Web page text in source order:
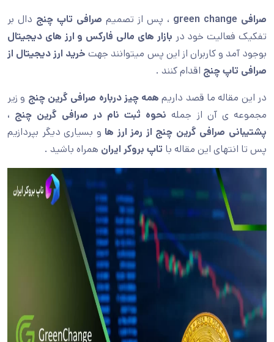
صرافی green change ، پس از تصمیم صرافی تاپ چنج دال بر
تفکیک فعالیت خود در بازار های مالی فارکس و ارز های دیجیتال
بوجود آمد و کاربران از این پس میتوانند جهتخرید ارز دیجیتال از
صرافی تاپ چنج اقدام کنند .
در این مقاله ما قصد داریم همه چیز درباره صرافی گرین چنج و زیر
مجموعه ی آن از جملهنحوه ثبت نام در صرافی گرین چنج ،
پشتیبانی صرافی گرین چنج از رمز ارز ها و بسیاری دیگر بپردازیم
پس تا انتهای این مقاله با تاپ بروکر ایران همراه باشید .